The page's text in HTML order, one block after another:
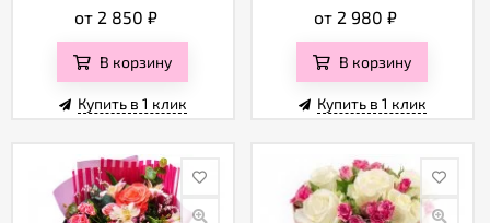
от 2 850₽
В корзину
Купить в 1 клик
от 2 980₽
В корзину
Купить в 1 клик